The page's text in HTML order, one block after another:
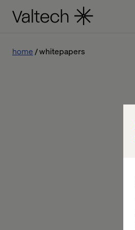
home whitepapers